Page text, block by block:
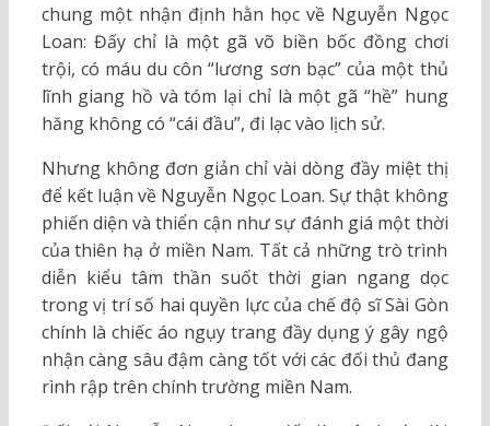
chung một nhận định hằn học về Nguyễn Ngọc
Loan: Đấy chỉ là một gã võ biền bốc đồng chơi
trội, có máu du côn “lương sơn bạc” của một thủ
lĩnh giang hồ và tóm lại chỉ là một gã “hề” hung
hăng không có “cái đầu”, đi lạc vào lịch sử.
Nhưng không đơn giản chỉ vài dòng đầy miệt thị
để kết luận về Nguyễn Ngọc Loan. Sự thật không
phiến diện và thiển cận như sự đánh giá một thời
của thiên hạ ở miền Nam. Tất cả những trò trình
diễn kiểu tâm thần suốt thời gian ngang dọc
trong vị trí số hai quyền lực của chế độ sĩ Sài Gòn
chính là chiếc áo ngụy trang đầy dụng ý gây ngộ
nhận càng sâu đậm càng tốt với các đối thủ đang
rình rập trên chính trường miền Nam.